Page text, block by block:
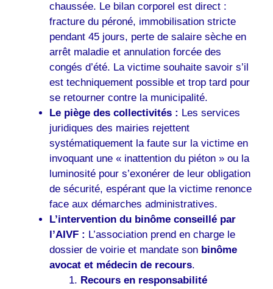
chaussée. Le bilan corporel est direct :
fracture du péroné, immobilisation stricte
pendant 45 jours, perte de salaire sèche en
arrêt maladie et annulation forcée des
congés d’été. La victime souhaite savoir s’il
est techniquement possible et trop tard pour
se retourner contre la municipalité.
Le piège des collectivités : Les services
juridiques des mairies rejettent
systématiquement la faute sur la victime en
invoquant une « inattention du piéton » ou la
luminosité pour s’exonérer de leur obligation
de sécurité, espérant que la victime renonce
face aux démarches administratives.
L’intervention du binôme conseillé par
l’AIVF : L’association prend en charge le
dossier de voirie et mandate son binôme
avocat et médecin de recours.
Recours en responsabilité